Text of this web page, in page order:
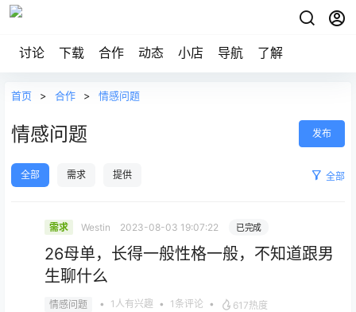
讨论 下载 合作 动态 小店 导航 了解
首页 > 合作 > 情感问题
情感问题 发布
全部 需求 提供 全部
需求 Westin 2023-08-03 19:07:22 已完成
26母单，长得一般性格一般，不知道跟男
生聊什么
情感问题 • 1人有兴趣 • 1条评论 • 617热度